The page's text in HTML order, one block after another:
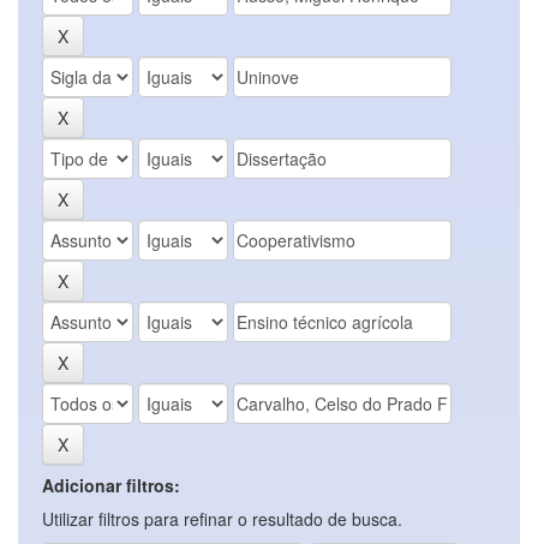
Adicionar filtros:
Utilizar filtros para refinar o resultado de busca.